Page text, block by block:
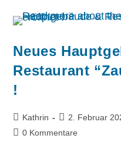
Neues
Restaurant
!
Kathrin 2. Februar
0 Kommentare